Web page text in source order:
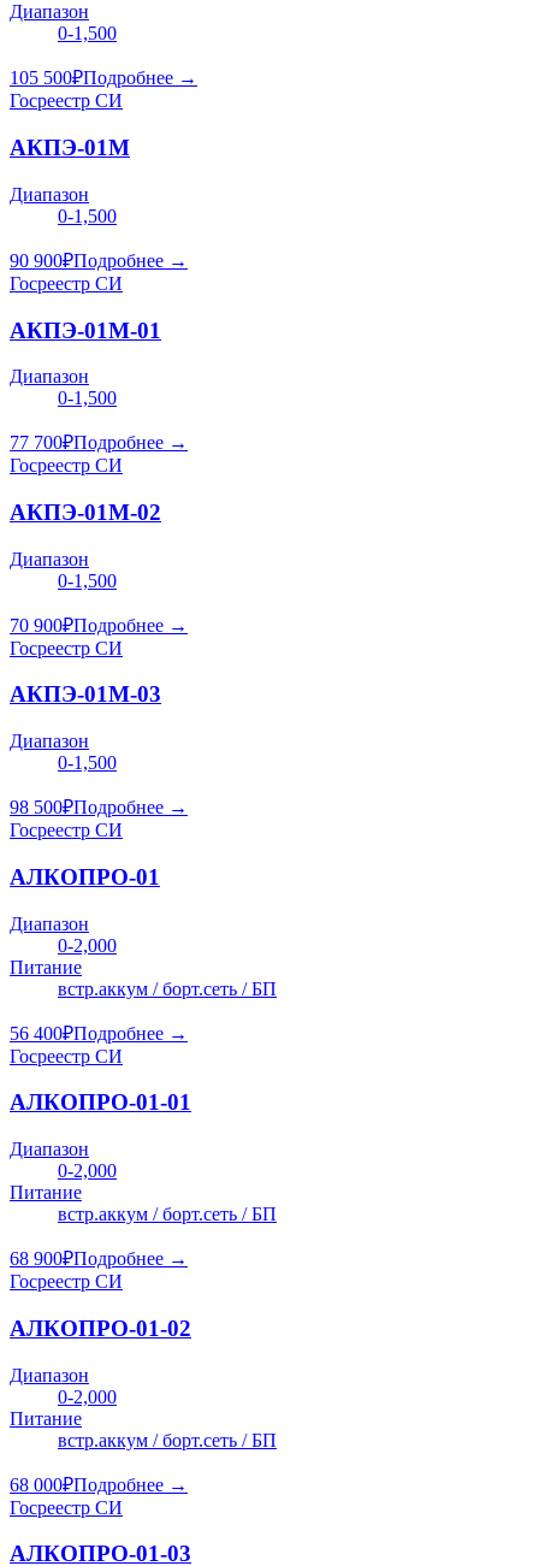
Диапазон
0-1,500
105 500₽Подробнее →
Госреестр СИ
АКПЭ-01М
Диапазон
0-1,500
90 900₽Подробнее →
Госреестр СИ
АКПЭ-01М-01
Диапазон
0-1,500
77 700₽Подробнее →
Госреестр СИ
АКПЭ-01М-02
Диапазон
0-1,500
70 900₽Подробнее →
Госреестр СИ
АКПЭ-01М-03
Диапазон
0-1,500
98 500₽Подробнее →
Госреестр СИ
АЛКОПРО-01
Диапазон
0-2,000
Питание
встр.аккум / борт.сеть / БП
56 400₽Подробнее →
Госреестр СИ
АЛКОПРО-01-01
Диапазон
0-2,000
Питание
встр.аккум / борт.сеть / БП
68 900₽Подробнее →
Госреестр СИ
АЛКОПРО-01-02
Диапазон
0-2,000
Питание
встр.аккум / борт.сеть / БП
68 000₽Подробнее →
Госреестр СИ
АЛКОПРО-01-03